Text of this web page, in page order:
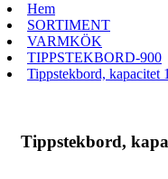
Hem
SORTIMENT
VARMKÖK
TIPPSTEKBORD-900
Tippstekbord, kapacitet
Tippstekbord,